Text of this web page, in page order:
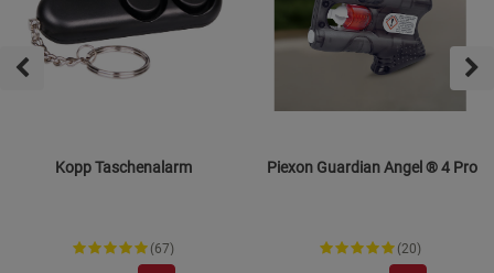
Kopp Taschenalarm
(67)
Piexon Guardian Angel ® 4 Pro
(20)